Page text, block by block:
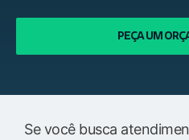
PEÇA UM
Se você busca